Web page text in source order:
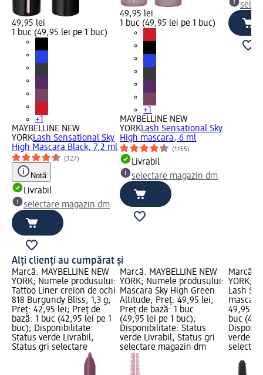
49,95 lei
1 buc (49,95 lei pe 1 buc)
+1
MAYBELLINE NEW
YORKLash Sensational Sky
High Mascara Black, 7,2 ml
(327)
Notă
Livrabil
selectare magazin dm
49,95 lei
1 buc (49,95 lei pe 1 buc)
+1
MAYBELLINE NEW
YORKLash Sensational Sky
High mascara, 6 ml
(1155)
Livrabil
selectare magazin dm
Alți clienți au cumpărat și
Marcă: MAYBELLINE NEW
YORK; Numele produsului:
Tattoo Liner creion de ochi
818 Burgundy Bliss, 1,3 g;
Preț: 42,95 lei; Preț de
bază: 1 buc (42,95 lei pe 1
buc); Disponibilitate:
Status verde Livrabil,
Status gri selectare
Marcă: MAYBELLINE NEW
YORK; Numele produsului:
Mascara Sky High Green
Altitude; Preț: 49,95 lei;
Preț de bază: 1 buc
(49,95 lei pe 1 buc);
Disponibilitate: Status
verde Livrabil, Status gri
selectare magazin dm
Marcă:
YORK;
Lash
49,95
buc
verde